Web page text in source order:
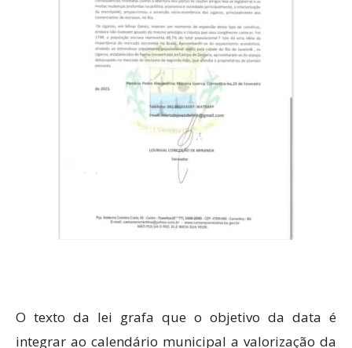
O texto da lei grafa que o objetivo da data é
integrar ao calendário municipal a valorização da